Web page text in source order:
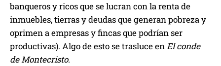
banqueros y ricos que se lucran con la renta de
inmuebles, tierras y deudas que generan pobreza y
oprimen a empresas y fincas que podrían ser
productivas). Algo de esto se trasluce enEl conde
de Montecristo.